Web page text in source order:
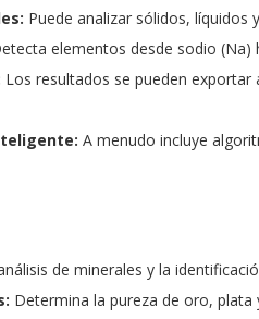
Puede analizar sólidos, líquidos
elementos desde sodio (Na)
Los resultados se pueden
A menudo incluye
de minerales y la
Determina la pureza de oro, plata